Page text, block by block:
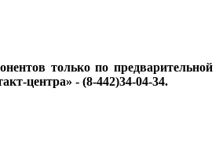
только по предварительной
центра» - (8-442)34-04-34.